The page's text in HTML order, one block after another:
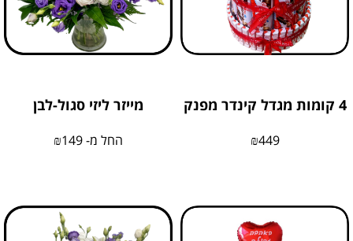
4 קומות מגדל קינדר מפנק
₪449
מייזר ליזי סגול-לבן
החל מ- ₪149